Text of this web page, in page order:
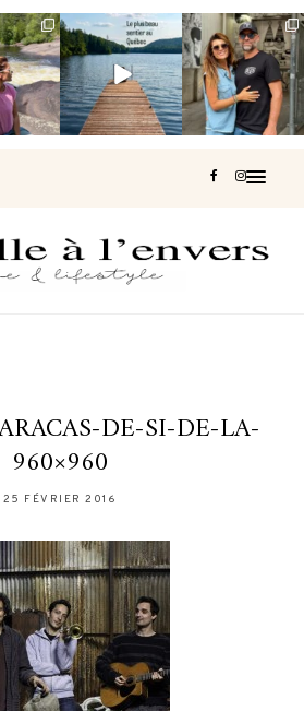
Et si je te disais
qu’il existe un
sentier où tu...
126 37
Montréal, une
très belle
surprise 🇨🇦
442
DE-SI-DE-LA-
960×960
25 FÉVRIER 2016